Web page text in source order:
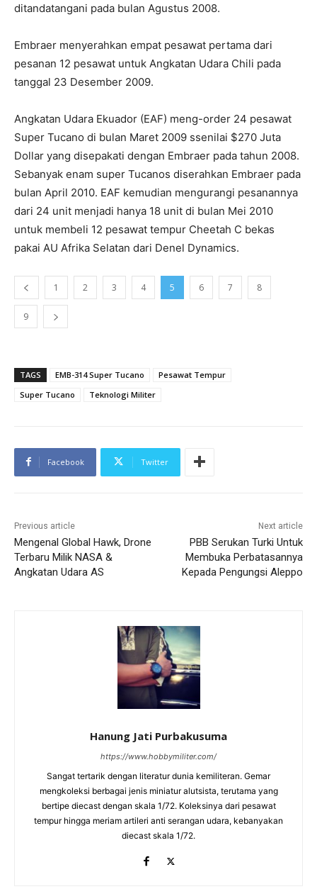
ditandatangani pada bulan Agustus 2008.
Embraer menyerahkan empat pesawat pertama dari
pesanan 12 pesawat untuk Angkatan Udara Chili pada
tanggal 23 Desember 2009.
Angkatan Udara Ekuador (EAF) meng-order 24 pesawat
Super Tucano di bulan Maret 2009 ssenilai $270 Juta
Dollar yang disepakati dengan Embraer pada tahun 2008.
Sebanyak enam super Tucanos diserahkan Embraer pada
bulan April 2010. EAF kemudian mengurangi pesanannya
dari 24 unit menjadi hanya 18 unit di bulan Mei 2010
untuk membeli 12 pesawat tempur Cheetah C bekas
pakai AU Afrika Selatan dari Denel Dynamics.
1 2 3 4 5 6 7 8
9
TAGS EMB-314 Super Tucano
Pesawat Tempur
Super Tucano
Teknologi Militer
Facebook Twitter
Previous article
Mengenal Global Hawk, Drone
Terbaru Milik NASA &
Angkatan Udara AS
Next article
PBB Serukan Turki Untuk
Membuka Perbatasannya
Kepada Pengungsi Aleppo
Hanung Jati Purbakusuma
https://www.hobbymiliter.com/
Sangat tertarik dengan literatur dunia kemiliteran. Gemar
mengkoleksi berbagai jenis miniatur alutsista, terutama yang
bertipe diecast dengan skala 1/72. Koleksinya dari pesawat
tempur hingga meriam artileri anti serangan udara, kebanyakan
diecast skala 1/72.